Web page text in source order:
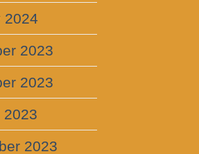
2024
2023
2023
2023
2023